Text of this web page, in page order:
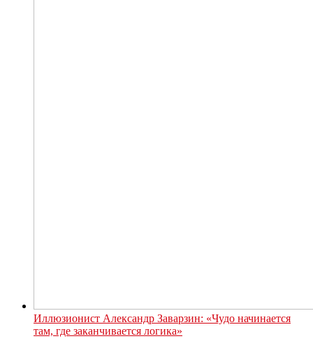
Иллюзионист Александр Заварзин: «Чудо начинается
там, где заканчивается логика»